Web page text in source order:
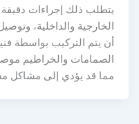
ذلك إجراءات دقيقة
والداخلية، وتوصيل
يتم التركيب بواسطة فنيين
والخراطيم موصولة
قد يؤدي إلى مشاكل